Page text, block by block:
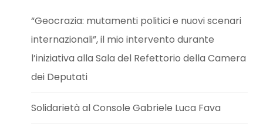
“Geocrazia: mutamenti politici e nuovi scenari
internazionali”, il mio intervento durante
l’iniziativa alla Sala del Refettorio della Camera
dei Deputati
Solidarietà al Console Gabriele Luca Fava